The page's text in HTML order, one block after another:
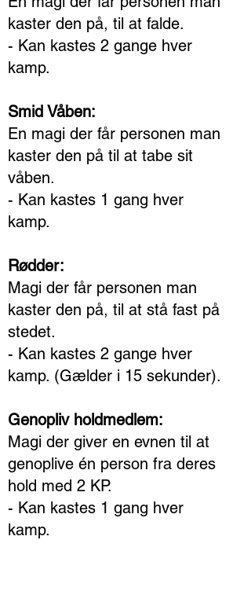
kaster den på, til at falde.
- Kan kastes 2 gange hver
kamp.
Smid Våben:
En magi der får personen man
kaster den på til at tabe sit
våben.
- Kan kastes 1 gang hver
kamp.
Rødder:
Magi der får personen man
kaster den på, til at stå fast på
stedet.
- Kan kastes 2 gange hver
kamp. (Gælder i 15 sekunder).
Genopliv holdmedlem:
Magi der giver en evnen til at
genoplive én person fra deres
hold med 2 KP.
- Kan kastes 1 gang hver
kamp.